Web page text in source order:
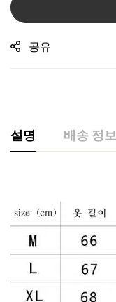
공유
설명 배송 정보